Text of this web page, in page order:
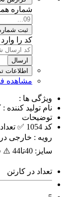
شماره
ثبت
کد را
ارسال
اطلاعات
مشاهده
ویژگی ها :
نام تولید
توضیحات
رویه : خارجی
سایز: 40تا44 ⚠️ فروش به صورت عمده
تعداد در کارتن